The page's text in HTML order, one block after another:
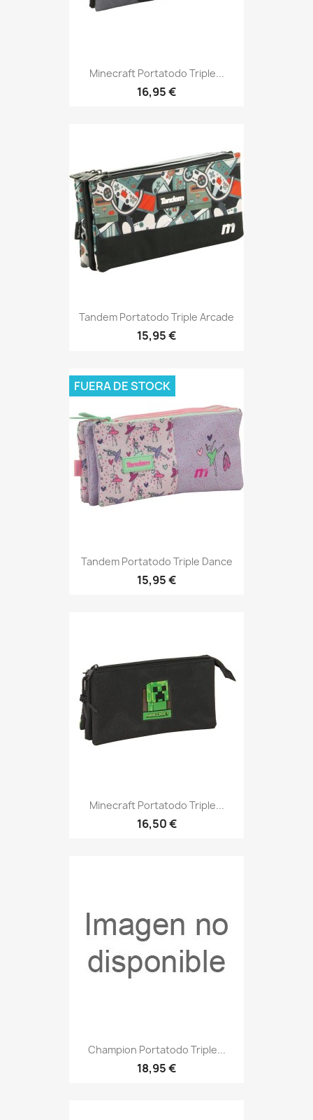
Minecraft Portatodo Triple...
16,95 €
Tandem Portatodo Triple Arcade
15,95 €
Tandem Portatodo Triple Dance
15,95 €
FUERA DE STOCK
Minecraft Portatodo Triple...
16,50 €
Champion Portatodo Triple...
18,95 €